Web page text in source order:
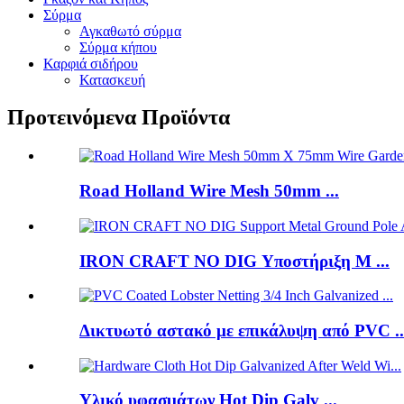
Σύρμα
Αγκαθωτό σύρμα
Σύρμα κήπου
Καρφιά σιδήρου
Κατασκευή
Προτεινόμενα Προϊόντα
Road Holland Wire Mesh 50mm ...
IRON CRAFT NO DIG Υποστήριξη M ...
Δικτυωτό αστακό με επικάλυψη από PVC